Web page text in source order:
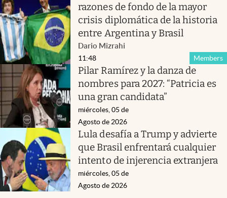
razones de fondo de la mayor
crisis diplomática de la historia
entre Argentina y Brasil
Dario Mizrahi
Members
11:48
Pilar Ramírez y la danza de
nombres para 2027: “Patricia es
una gran candidata”
miércoles, 05 de
Agosto de 2026
Lula desafía a Trump y advierte
que Brasil enfrentará cualquier
intento de injerencia extranjera
miércoles, 05 de
Agosto de 2026